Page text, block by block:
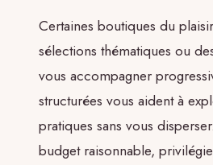
Certaines boutiques du
sélections thématiques ou
vous accompagner
structurées vous aident à
pratiques sans vous
budget raisonnable,